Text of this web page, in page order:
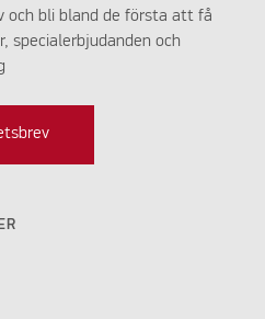
och bli bland de första att få
specialerbjudanden och